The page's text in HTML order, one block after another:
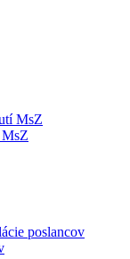
MsZ
poslancov